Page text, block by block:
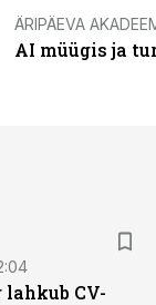
ÄRIPÄEVA
AI müügis ja
lahkub CV-